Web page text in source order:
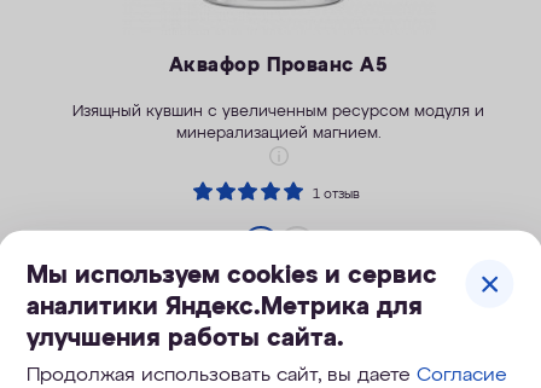
Аквафор Прованс А5
Изящный кувшин с увеличенным ресурсом модуля и
минерализацией магнием.
1 отзыв
1 050
1 350руб., экономия 300
Мы используем cookies и сервис
аналитики Яндекс.Метрика для
улучшения работы сайта.
Продолжая использовать сайт, вы даетеСогласие